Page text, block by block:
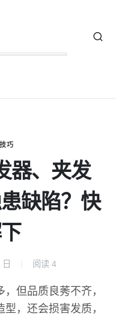
巧
器、夹发
缺陷？快
阅读 4
但品质良莠不齐，
，还会损害发质，